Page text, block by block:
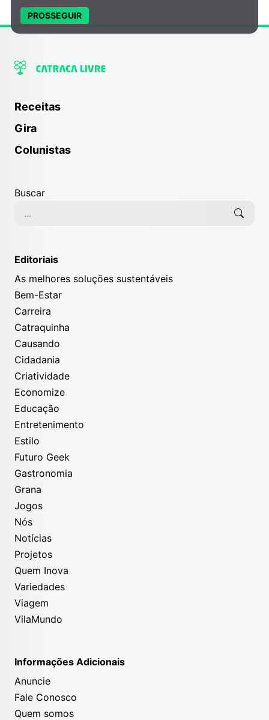
Receitas
Gira
Colunistas
Buscar
Editoriais
As melhores soluções sustentáveis
Bem-Estar
Carreira
Catraquinha
Causando
Cidadania
Criatividade
Economize
Educação
Entretenimento
Estilo
Futuro Geek
Gastronomia
Grana
Jogos
Nós
Notícias
Projetos
Quem Inova
Variedades
Viagem
VilaMundo
Informações Adicionais
Anuncie
Fale Conosco
Quem somos
PROSSEGUIR